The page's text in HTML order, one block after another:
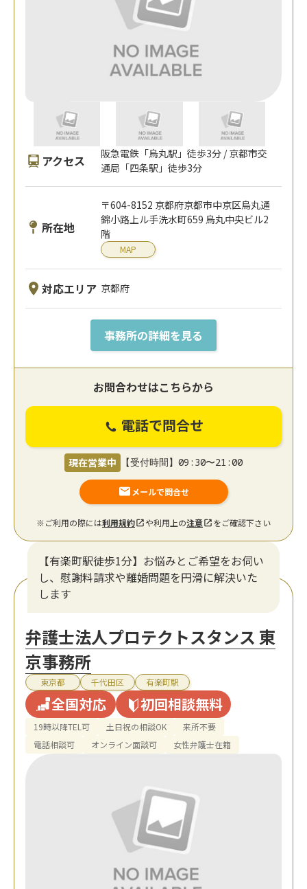
アクセス
阪急電鉄「烏丸駅」徒歩3分 / 京都市交
通局「四条駅」徒歩3分
所在地
〒604-8152 京都府京都市中京区烏丸通
錦小路上ル手洗水町659 烏丸中央ビル2
階
MAP
対応エリア 京都府
事務所の詳細を見る
お問合わせはこちらから
電話で問合せ
現在営業中 【受付時間】09:30〜21:00
メールで問合せ
※ご利用の際には利用規約 や利用上の注意 をご確認下さい
【有楽町駅徒歩1分】お悩みとご希望をお伺い
し、慰謝料請求や離婚問題を円滑に解決いた
します
弁護士法人プロテクトスタンス 東
京事務所
東京都 千代田区 有楽町駅
全国対応 初回相談無料
19時以降TEL可 土日祝の相談OK
来所不要
電話相談可
オンライン面談可 女性弁護士在籍